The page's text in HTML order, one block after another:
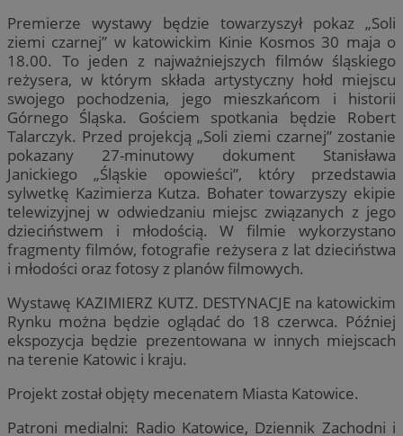
Premierze wystawy będzie towarzyszył pokaz „Soli
ziemi czarnej” w katowickim Kinie Kosmos 30 maja o
18.00. To jeden z najważniejszych filmów śląskiego
reżysera, w którym składa artystyczny hołd miejscu
swojego pochodzenia, jego mieszkańcom i historii
Górnego Śląska. Gościem spotkania będzie Robert
Talarczyk. Przed projekcją „Soli ziemi czarnej” zostanie
pokazany 27-minutowy dokument Stanisława
Janickiego „Śląskie opowieści”, który przedstawia
sylwetkę Kazimierza Kutza. Bohater towarzyszy ekipie
telewizyjnej w odwiedzaniu miejsc związanych z jego
dzieciństwem i młodością. W filmie wykorzystano
fragmenty filmów, fotografie reżysera z lat dzieciństwa
i młodości oraz fotosy z planów filmowych.
Wystawę KAZIMIERZ KUTZ. DESTYNACJE na katowickim
Rynku można będzie oglądać do 18 czerwca. Później
ekspozycja będzie prezentowana w innych miejscach
na terenie Katowic i kraju.
Projekt został objęty mecenatem Miasta Katowice.
Patroni medialni: Radio Katowice, Dziennik Zachodni i